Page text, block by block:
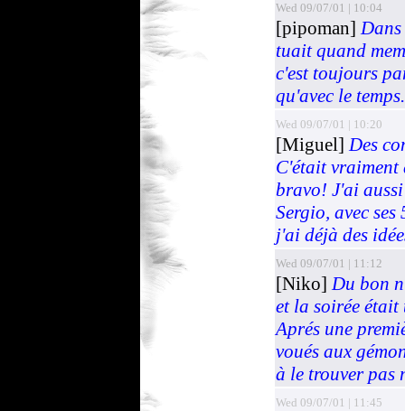
Wed 09/07/01 | 10:04
[pipoman]Dans
tuait quand
c'est toujours
qu'avec le
Wed 09/07/01 | 10:20
[Miguel]Des
C'était vraiment
bravo! J'ai
Sergio, avec
j'ai déjà des
Wed 09/07/01 | 11:12
[Niko]Du bon
et la soirée était
Aprés une
voués aux
à le trouver pas
Wed 09/07/01 | 11:45